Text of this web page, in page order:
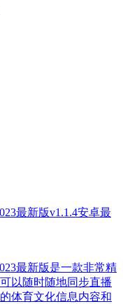
最新版v1.1.4安卓最
最新版是一款非常精
以随时随地同步直播
体育文化信息内容和